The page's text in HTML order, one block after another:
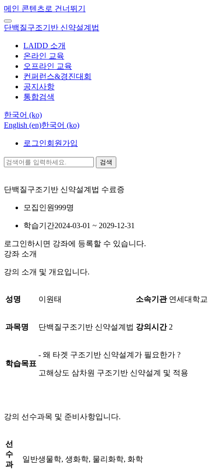
메인 콘텐츠로 건너뛰기
단백질구조기반 신약설계법
LAIDD 소개
온라인 교육
오프라인 교육
컨퍼런스&경진대회
공지사항
통합검색
한국어 ‎(ko)‎
English ‎(en)‎한국어 ‎(ko)‎
로그인회원가입
검색
단백질구조기반 신약설계법 수료증
모집인원999명
학습기간2024-03-01 ~ 2029-12-31
로그인하시면 강좌에 등록할 수 있습니다.
강좌 소개
강의 소개 및 개요입니다.
성명 이원태 소속기관 연세대학교
과목명 단백질구조기반 신약설계법 강의시간 2
학습목표
- 왜 타겟 구조기반 신약설계가 필요한가 ?
고해상도 삼차원 구조기반 신약설계 및 적용
강의 선수과목 및 준비사항입니다.
선
수
과
일반생물학, 생화학, 물리화학, 화학